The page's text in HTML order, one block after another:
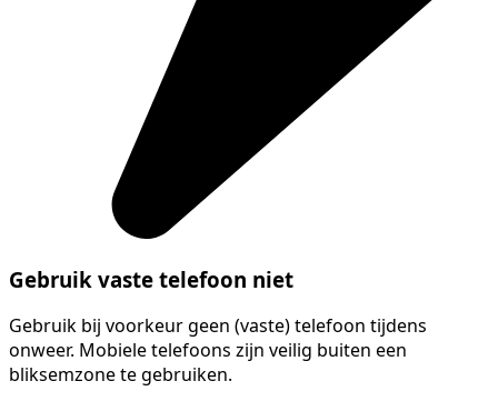
Gebruik vaste telefoon niet
Gebruik bij voorkeur geen (vaste) telefoon tijdens
onweer. Mobiele telefoons zijn veilig buiten een
bliksemzone te gebruiken.